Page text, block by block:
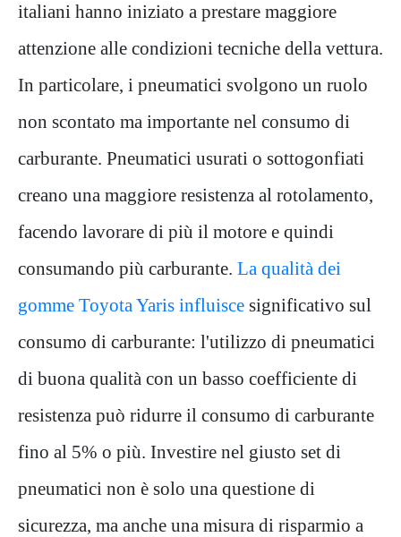
italiani hanno iniziato a prestare maggiore
attenzione alle condizioni tecniche della vettura.
In particolare, i pneumatici svolgono un ruolo
non scontato ma importante nel consumo di
carburante. Pneumatici usurati o sottogonfiati
creano una maggiore resistenza al rotolamento,
facendo lavorare di più il motore e quindi
consumando più carburante. La qualità dei
gomme Toyota Yaris influisce significativo sul
consumo di carburante: l'utilizzo di pneumatici
di buona qualità con un basso coefficiente di
resistenza può ridurre il consumo di carburante
fino al 5% o più. Investire nel giusto set di
pneumatici non è solo una questione di
sicurezza, ma anche una misura di risparmio a